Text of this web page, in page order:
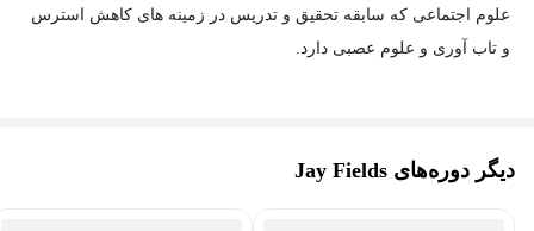
علوم اجتماعی که سابقه تحقیق و تدریس در زمینه های کاهش استرس
و تاب آوری و علوم عصبی دارد.
دیگر دوره‌های Jay Fields